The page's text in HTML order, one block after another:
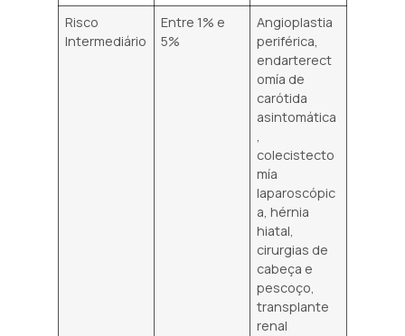
Risco
Intermediário
Entre 1% e
5%
Angioplastia
periférica,
endarterect
omía de
carótida
asintomática
,
colecistecto
mía
laparoscópic
a, hérnia
hiatal,
cirurgias de
cabeça e
pescoço,
transplante
renal